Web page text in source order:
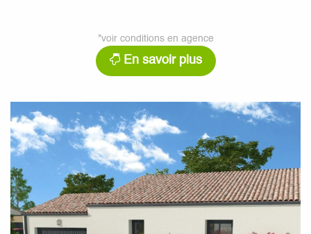
*voir conditions en agence
En savoir plus